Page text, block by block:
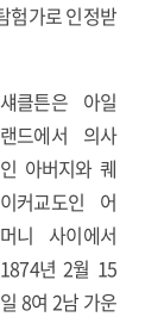
험가로 인정받
섀클튼은 아일
랜드에서 의사
인 아버지와 퀘
이커교도인 어
머니 사이에서
1874년 2월 15
일 8여 2남 가운